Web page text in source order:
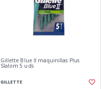
Gillette Blue II maquinillas Plus
Slalom 5 uds
GILLETTE